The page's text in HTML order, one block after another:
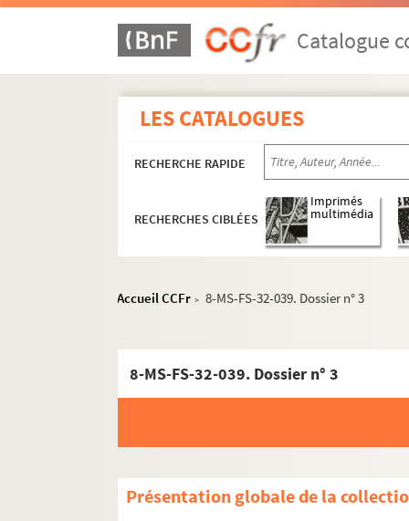
Catalogue
LES CATALOGUES
RECHERCHE RAPIDE
RECHERCHES CIBLÉES
Imprimés
multimédia
Accueil CCFr > 8-MS-FS-32-039. Dossier n° 3
8-MS-FS-32-039. Dossier n° 3
Présentation globale de la
Oeuvres de Gustave Charpentier
Impressions d'Italie (1889)
Poèmes chantés (1895)
Le couronnement de la Muse (1897)